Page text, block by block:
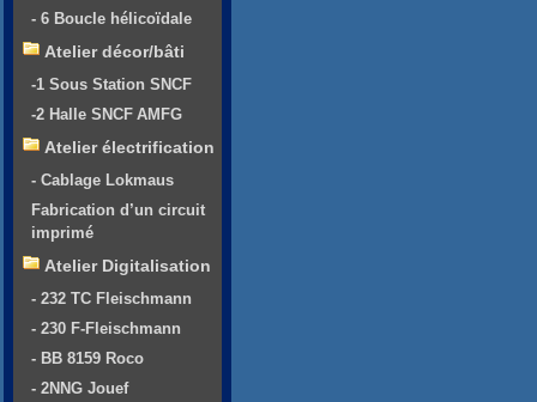
- 6 Boucle hélicoïdale
Atelier décor/bâti
-1 Sous Station SNCF
-2 Halle SNCF AMFG
Atelier électrification
- Cablage Lokmaus
Fabrication d’un circuit
imprimé
Atelier Digitalisation
- 232 TC Fleischmann
- 230 F-Fleischmann
- BB 8159 Roco
- 2NNG Jouef